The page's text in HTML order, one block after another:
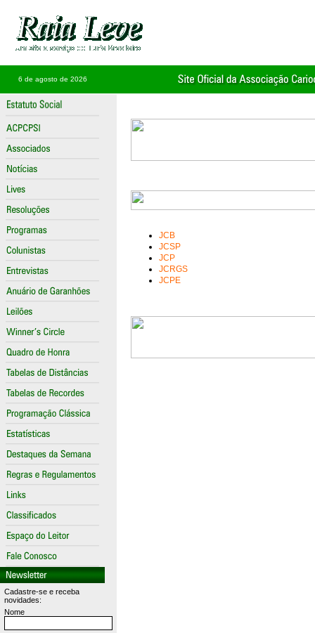
6 de agosto de 2026
Cadastre-se e receba
novidades:
Nome
JCB
JCSP
JCP
JCRGS
JCPE